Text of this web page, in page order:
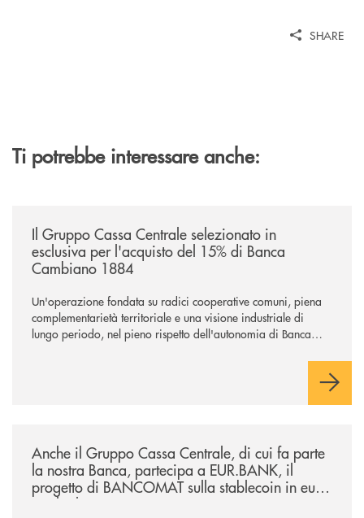
SHARE
Ti potrebbe interessare anche:
Il Gruppo Cassa Centrale selezionato in
esclusiva per l'acquisto del 15% di Banca
Cambiano 1884
Un'operazione fondata su radici cooperative comuni, piena
complementarietà territoriale e una visione industriale di
lungo periodo, nel pieno rispetto dell'autonomia di Banca
negoziazione esclusiva per la finalizzazione dell’operazione.
Anche il Gruppo Cassa Centrale, di cui fa parte
la nostra Banca, partecipa a EUR.BANK, il
progetto di BANCOMAT sulla stablecoin in euro
e sul relativo ecosistema